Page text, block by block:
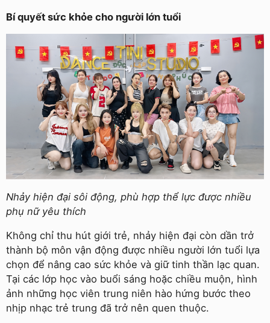
Bí quyết sức khỏe cho người lớn tuổi
Nhảy hiện đại sôi động, phù hợp thể lực được nhiều
phụ nữ yêu thích
Không chỉ thu hút giới trẻ, nhảy hiện đại còn dần trở
thành bộ môn vận động được nhiều người lớn tuổi lựa
chọn để nâng cao sức khỏe và giữ tinh thần lạc quan.
Tại các lớp học vào buổi sáng hoặc chiều muộn, hình
ảnh những học viên trung niên hào hứng bước theo
nhịp nhạc trẻ trung đã trở nên quen thuộc.